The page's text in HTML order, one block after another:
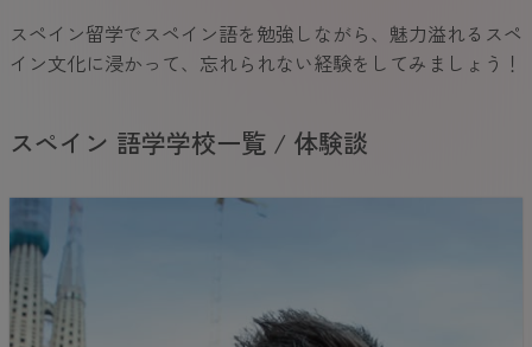
スペイン留学でスペイン語を勉強しながら、魅力溢れるスペ
イン文化に浸かって、忘れられない経験をしてみましょう！
スペイン 語学学校一覧 / 体験談